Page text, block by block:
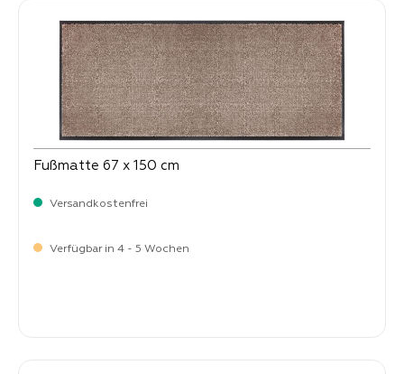
Fußmatte 67 x 150 cm
Versandkostenfrei
Verfügbar in 4 - 5 Wochen